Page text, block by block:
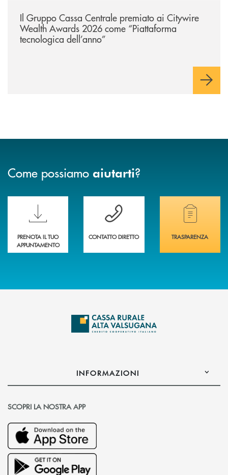
Il Gruppo Cassa Centrale premiato ai Citywire
Wealth Awards 2026 come “Piattaforma
tecnologica dell’anno”
Come possiamo aiutarti?
Scopri le funzionalità della nuova PRENOTA BANCA
PRENOTA IL TUO
APPUNTAMENTO
Hai bisogno di assistenza immediata?
CONTATTO DIRETTO
Hai bisogno di
TRASPARENZA
INFORMAZIONI
SCOPRI LA NOSTRA APP